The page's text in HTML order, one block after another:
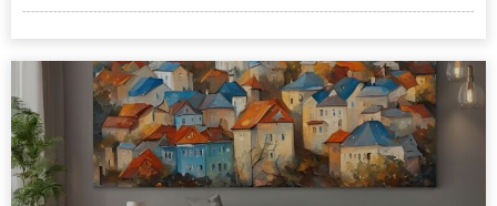
------------------------------------------------------------------------------------------------------